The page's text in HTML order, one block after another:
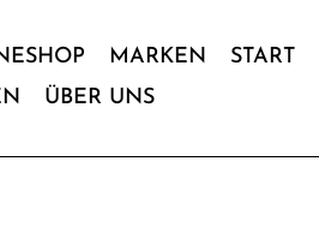
MARKEN START
ÜBER UNS